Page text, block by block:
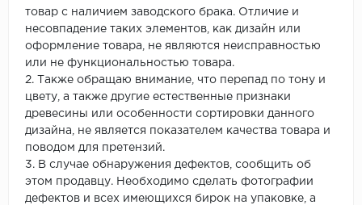
товар с наличием заводского брака. Отличие и
несовпадение таких элементов, как дизайн или
оформление товара, не являются неисправностью
или не функциональностью товара.
2. Также обращаю внимание, что перепад по тону и
цвету, а также другие естественные признаки
древесины или особенности сортировки данного
дизайна, не является показателем качества товара и
поводом для претензий.
3. В случае обнаружения дефектов, сообщить об
этом продавцу. Необходимо сделать фотографии
дефектов и всех имеющихся бирок на упаковке, а